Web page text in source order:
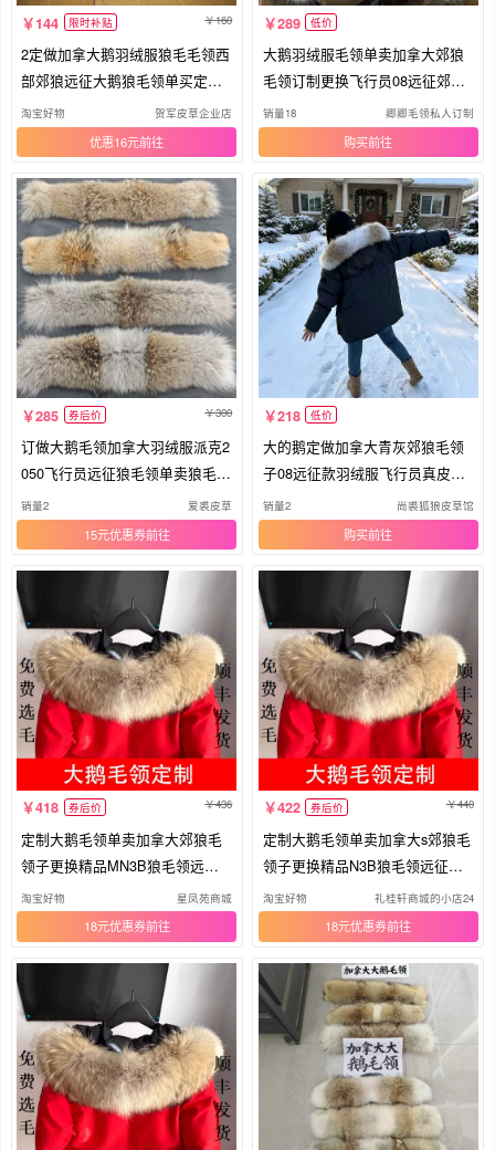
144 限时补贴 160
2定做加拿大鹅羽绒服狼毛毛领西
部郊狼远征大鹅狼毛领单买定制N
3B
淘宝好物 贺军皮草企业店
优惠16元
289 低价
大鹅羽绒服毛领单卖加拿大郊狼
毛领订制更换飞行员08远征郊狼
毛领
销量18 卿卿毛领私人订制
购买
285 券后价 300
订做大鹅毛领加拿大羽绒服派克2
050飞行员远征狼毛领单卖狼毛毛
领
销量2 爱裘皮草
15元优惠券
218 低价
大的鹅定做加拿大青灰郊狼毛领
子08远征款羽绒服飞行员真皮草
帽条
销量2 尚裘狐狼皮草馆
购买
418 券后价 436
定制大鹅毛领单卖加拿大郊狼毛
领子更换精品MN3B狼毛领远征
真毛领
淘宝好物 星凤苑商城
18元优惠券
422 券后价 440
定制大鹅毛领单卖加拿大s郊狼毛
领子更换精品N3B狼毛领远征真
毛领
淘宝好物 礼桂轩商城的小店24
18元优惠券